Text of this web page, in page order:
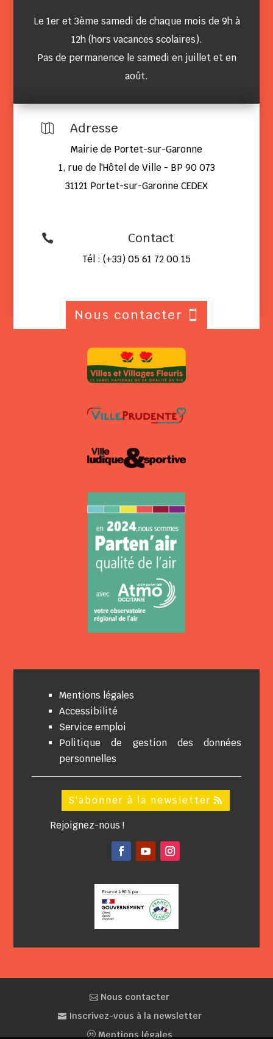
Le 1er et 3ème samedi de chaque mois de 9h à
12h (hors vacances scolaires).
Pas de permanence le samedi en juillet et en
août.
 Adresse
Mairie de Portet-sur-Garonne
1, rue de l'Hôtel de Ville - BP 90 073
31121 Portet-sur-Garonne CEDEX
 Contact
Tél : (+33) 05 61 72 00 15
Nous contacter
Mentions légales
Accessibilité
Service emploi
Politique de gestion des données
personnelles
S'abonner à la newsletter
Rejoignez-nous !
Nous contacter
Inscrivez-vous à la newsletter
Mentions légales